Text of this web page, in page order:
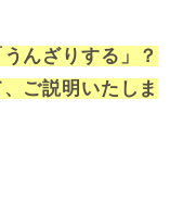
んざりする」？
ご説明いたしま